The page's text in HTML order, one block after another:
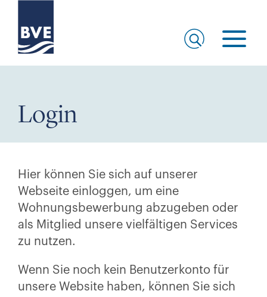
Login
Hier können Sie sich auf unserer
Webseite einloggen, um eine
Wohnungsbewerbung abzugeben oder
als Mitglied unsere vielfältigen Services
zu nutzen.
Wenn Sie noch kein Benutzerkonto für
unsere Website haben, können Sie sich